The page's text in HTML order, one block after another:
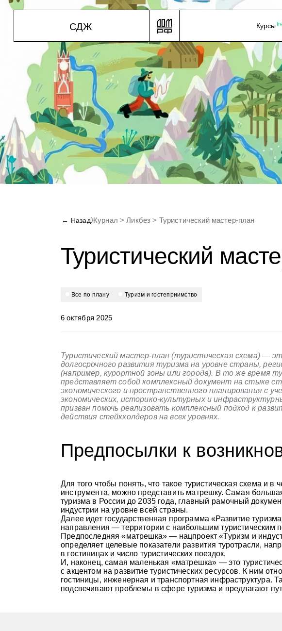
СДЖ Курсы
← НазадЖурнал >Ликбез > Туристический мастер-план
Туристический
Все по плану туризм и гостеприимство
6 октября 2025
Туристический мастер-план (туристическая схема) —
долгосрочного развития туризма на уровне страны,
(например, курортной зоны или города). В то же время
представляет собой комплексный документ на стыке
экономического и пространственного планирования с
экономических, историко-культурных и
призван помочь реализовать комплексный подход к
действия стейкхолдеров на всех уровнях.
Предпосылки к
Для того чтобы понять, что такое туристическая схема и в
инструмента, можно представить матрешку. Самая
туризма в России до 2035 года, главный рамочный
индустрии на уровне всей страны.
Далее идет государственная программа «Развитие
направления — территории с наибольшим туристическим
Предпоследняя «матрешка» — нацпроект «Туризм и
определяет целевые показатели развития туротрасли,
в гостиницах и число туристических поездок.
И, наконец, самая маленькая «матрешка» — это
с акцентом на развитие туристических ресурсов. К ним
гостиницы, инженерная и транспортная инфраструктура.
подсвечивают проблемы в сфере туризма и предлагают